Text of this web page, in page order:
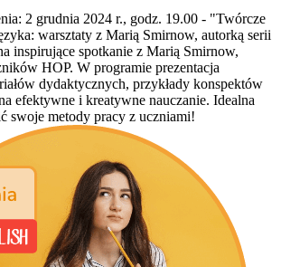
2 grudnia 2024 r., godz. 19.00 - "Twórcze
warsztaty z Marią Smirnow, autorką serii
inspirujące spotkanie z Marią Smirnow,
HOP. W programie prezentacja
dydaktycznych, przykłady konspektów
efektywne i kreatywne nauczanie. Idealna
swoje metody pracy z uczniami!